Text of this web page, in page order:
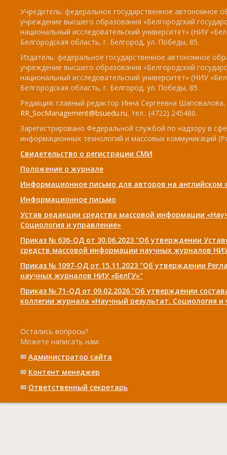
Учредитель: федеральное государственное автономное
учреждение высшего образования «Белгородский
национальный исследовательский университет» (НИУ
Белгородская область, г. Белгород, ул. Победы, 85.
Издатель: федеральное государственное автономное
учреждение высшего образования «Белгородский
национальный исследовательский университет» (НИУ
Белгородская область, г. Белгород, ул. Победы, 85.
Редакция: главный редактор Инна Сергеевна
RR_SocManagement@bsuedu.ru, тел.: (4722) 245480.
Зарегистрировано Федеральной службой по надзору в
информационных технологий и массовых коммуникаций
Свидетельство о регистрации СМИ
Положение о журнале
Информационное письмо для авторов на английском
Информационное письмо
Устав редакции средства массовой информации
Социология и управление»
Приказ № 636-ОД от 30.06.2023 "Об утверждении
средств массовой информации научных журналов
Приказ № 1097-ОД от 15.11.2023 "Об утверждении
научных журналов НИУ «БелГУ»"
Приказ № 71-ОД от 09.02.2026 "Об утверждении
коллегии журнала «Научный результат. Социология и
Остались вопросы?
Можете написать нам:
✉ Администратор сайта
✉ Контент менеджер
✉ Ответственный cекретарь